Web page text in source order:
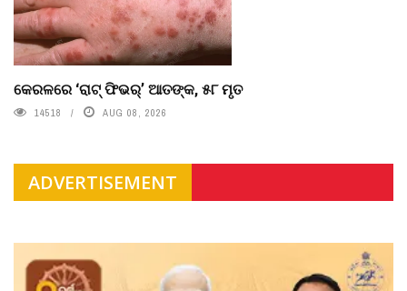
କେରଳରେ ‘ରାଟ୍ ଫିଭର୍’ ଆତଙ୍କ, ୫୮ ମୃତ
14518 AUG 08, 2026
ADVERTISEMENT